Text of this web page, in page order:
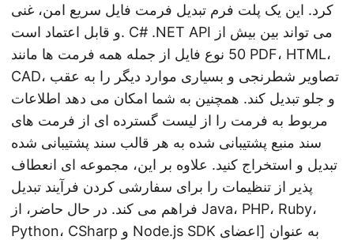
کرد. این یک پلت فرم تبدیل فرمت فایل سریع امن، غنی
و قابل اعتماد است. C# .NET API می تواند بین بیش از
50 نوع فایل از جمله همه فرمت ها مانند PDF، HTML،
CAD، تصاویر شطرنجی و بسیاری موارد دیگر را به عقب
و جلو تبدیل کند. همچنین به شما امکان می دهد اطلاعات
مربوط به فرمت را از لیست گسترده ای از فرمت های
سند منبع پشتیبانی شده به هر قالب سند پشتیبانی شده
تبدیل و استخراج کنید. علاوه بر این، مجموعه ای انعطاف
پذیر از تنظیمات را برای سفارشی کردن فرآیند تبدیل
فراهم می کند. در حال حاضر، از Java، PHP، Ruby،
Python، CSharp و Node.js SDK به عنوان [اعضای